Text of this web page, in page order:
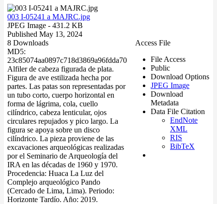
003 I-05241 a MAJRC.jpg
JPEG Image - 431.2 KB
Published May 13, 2024
8 Downloads
MD5:
23c85074aa0897c718d3869a96fdda70
Alfiler de cabeza figurada de plata.
Figura de ave estilizada hecha por
partes. Las patas son representadas por
un tubo corto, cuerpo horizontal en
forma de lágrima, cola, cuello
cilíndrico, cabeza lenticular, ojos
circulares repujados y pico largo. La
figura se apoya sobre un disco
cilíndrico. La pieza proviene de las
excavaciones arqueológicas realizadas
por el Seminario de Arqueología del
IRA en las décadas de 1960 y 1970.
Procedencia: Huaca La Luz del
Complejo arqueológico Pando
(Cercado de Lima, Lima). Periodo:
Horizonte Tardío. Año: 2019.
Access File
File Access
Public
Download Options
JPEG Image
Download
Metadata
Data File Citation
EndNote
XML
RIS
BibTeX